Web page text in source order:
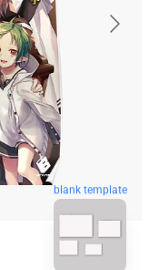
blank template